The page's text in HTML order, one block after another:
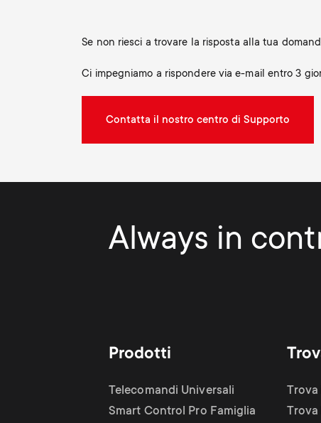
Se non riesci a trovare la risposta alla tua
Ci impegniamo a rispondere via e-mail entro 3
Contatta il nostro centro di Supporto
Always in
Prodotti
Telecomandi Universali
Smart Control Pro Famiglia
Trova
Trova